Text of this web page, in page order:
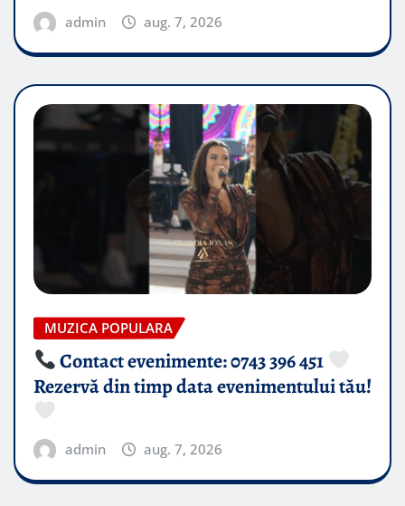
admin aug. 7, 2026
MUZICA POPULARA
Contact evenimente: 0743 396 451
Rezervă din timp data evenimentului tău!
admin aug. 7, 2026